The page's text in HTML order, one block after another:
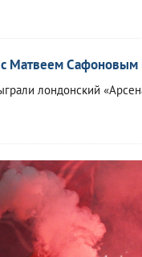
Матвеем Сафоновым
лондонский